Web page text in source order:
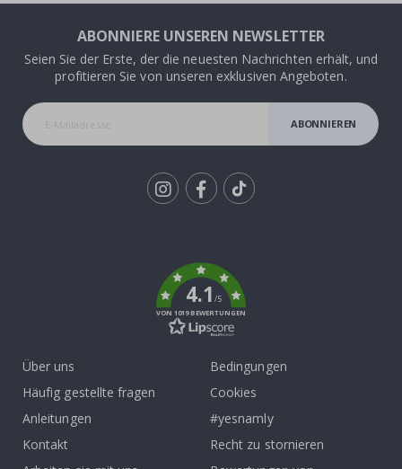
ABONNIERE UNSEREN NEWSLETTER
Seien Sie der Erste, der die neuesten Nachrichten erhält, und
profitieren Sie von unseren exklusiven Angeboten.
ABONNIEREN
4.1/5
VON 1019 BEWERTUNGEN
Über uns
Häufig gestellte fragen
Anleitungen
Kontakt
Bedingungen
Cookies
#yesnamly
Recht zu stornieren